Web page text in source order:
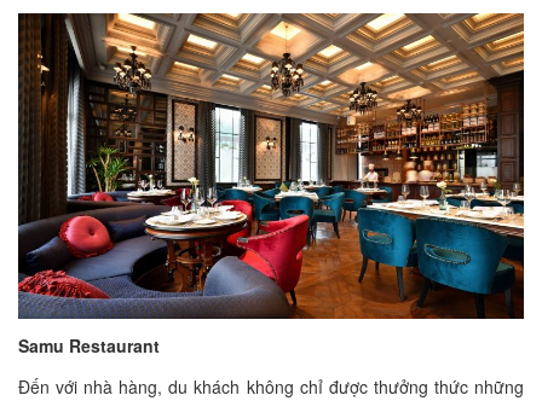
Samu Restaurant
Đến với nhà hàng, du khách không chỉ được thưởng thức những